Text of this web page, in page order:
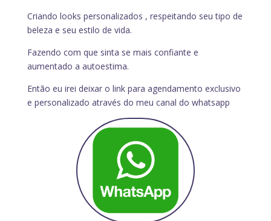
Criando looks personalizados , respeitando seu tipo de
beleza e seu estilo de vida.
Fazendo com que sinta se mais confiante e
aumentado a autoestima.
Então eu irei deixar o link para agendamento exclusivo
e personalizado através do meu canal do whatsapp